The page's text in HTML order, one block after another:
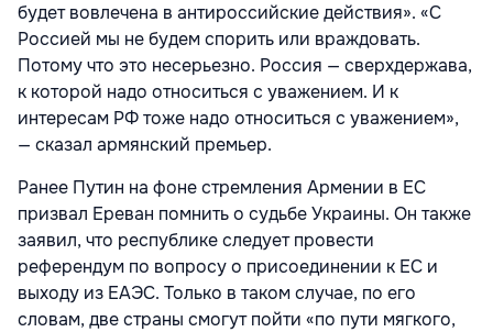
будет вовлечена в антироссийские действия». «С
Россией мы не будем спорить или враждовать.
Потому что это несерьезно. Россия — сверхдержава,
к которой надо относиться с уважением. И к
интересам РФ тоже надо относиться с уважением»,
— сказал армянский премьер.
Ранее Путин на фоне стремления Армении в ЕС
призвал Ереван помнить о судьбе Украины. Он также
заявил, что республике следует провести
референдум по вопросу о присоединении к ЕС и
выходу из ЕАЭС. Только в таком случае, по его
словам, две страны смогут пойти «по пути мягкого,